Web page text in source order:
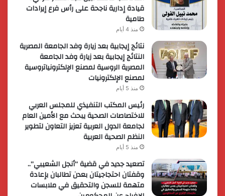
قيادة إدارية ناجحة على رأس فرع إيرادات
طامية
منذ 4 أيام
نتائج إيجابية بعد زيارة وفد الجامعة المصرية
النتائج إيجابية بعد زيارة وفد الجامعة
المصرية الروسية لمصنع الإلكترونياتروسية
لمصنع الإلكترونيات
منذ 5 أيام
رئيس المكتب التنفيذي للمجلس العربي
للاختصاصات الصحية يبحث مع الأمين العام
لجامعة الدول العربية تعزيز التعاون لتطوير
النظم الصحية العربية
منذ 5 أيام
تصعيد جديد في قضية “أنجل الشعيبي”..
وقفتان احتجاجيتان بعدن تطالبان بإعادة
متهمة للسجن والتحقيق في ملابسات